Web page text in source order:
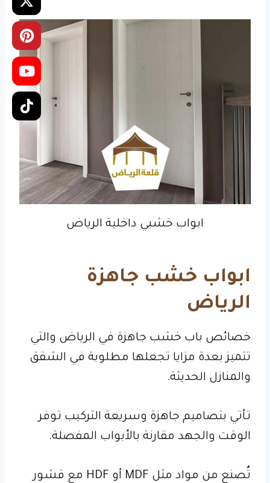
ابواب خشبي داخلية الرياض
ابواب خشب جاهزة
الرياض
خصائص باب خشب جاهزة في الرياض والتي
تتميز بعدة مزايا تجعلها مطلوبة في الشقق
والمنازل الحديثة.
تأتي بتصاميم جاهزة وسريعة التركيب توفر
الوقت والجهد مقارنة بالأبواب المفصلة.
تُصنع من مواد مثل MDF أو HDF مع قشور